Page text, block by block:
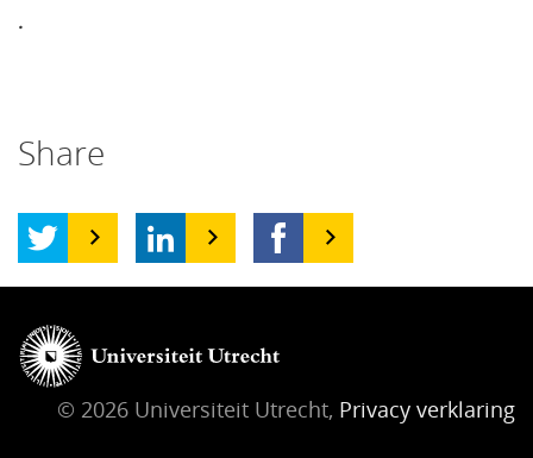
.
Share
© 2026 Universiteit Utrecht, Privacy verklaring